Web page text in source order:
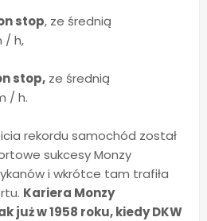
stop, ze średnią
/ h,
stop,ze średnią
/ h.
rekordu samochód został
sukcesy Monzy
i wkrótce tam trafiła
Kariera Monzy
już w 1958 roku, kiedy DKW